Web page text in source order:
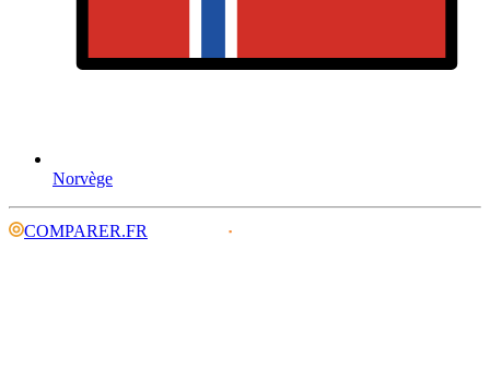
Norvège
COMPARER.FR